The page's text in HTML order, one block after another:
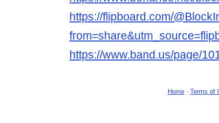
https://flipboard.com/
https://www.band.us/page/
Home- Terms of